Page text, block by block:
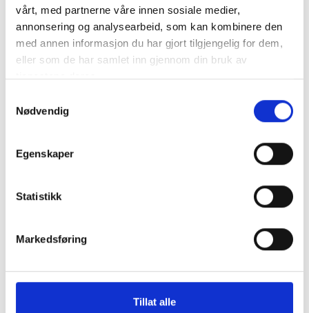
vårt, med partnerne våre innen sosiale medier,
annonsering og analysearbeid, som kan kombinere den
med annen informasjon du har gjort tilgjengelig for dem,
eller som de har samlet inn gjennom din bruk av
tjenestene deres.
Nødvendig
Egenskaper
Statistikk
Markedsføring
Tillat alle
23-r pavilon, Barilga
Mega Store,
Bayanzurkh district,
Lambert Verwarming B.V.